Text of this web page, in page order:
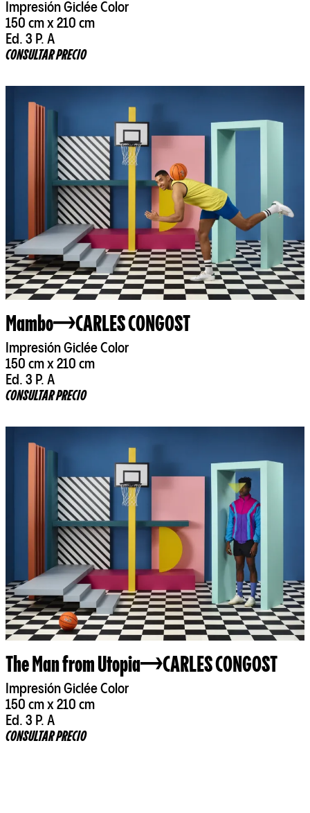
Impresión Giclée Color
150 cm x 210 cm
Ed. 3 P. A
CONSULTAR PRECIO
Mambo CARLES CONGOST
Impresión Giclée Color
150 cm x 210 cm
Ed. 3 P. A
CONSULTAR PRECIO
The Man from Utopia CARLES CONGOST
Impresión Giclée Color
150 cm x 210 cm
Ed. 3 P. A
CONSULTAR PRECIO